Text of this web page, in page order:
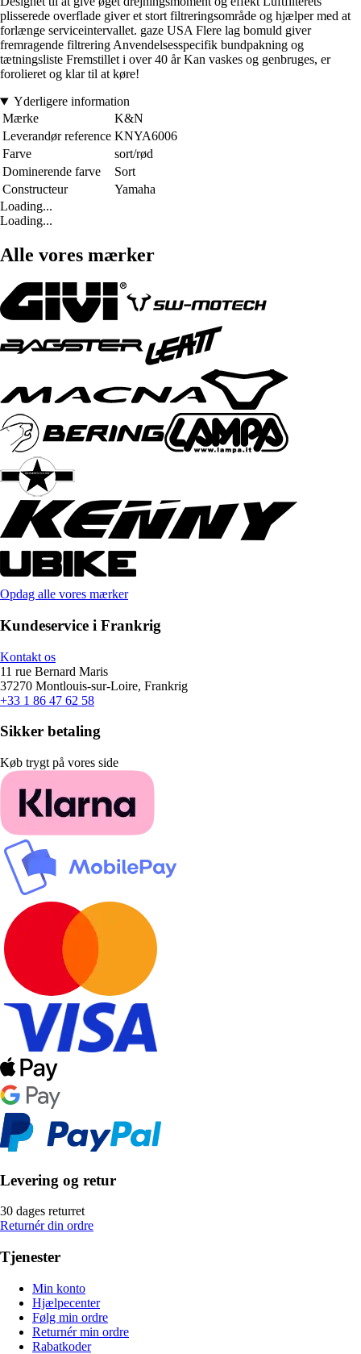
plisserede overflade giver et stort filtreringsområde og hjælper med at
forlænge serviceintervallet. gaze USA Flere lag bomuld giver
fremragende filtrering Anvendelsesspecifik bundpakning og
tætningsliste Fremstillet i over 40 år Kan vaskes og genbruges, er
forolieret og klar til at køre!
Yderligere information
Mærke
K&N
Leverandør reference KNYA6006
Farve
sort/rød
Dominerende farve
Sort
Constructeur
Yamaha
Loading...
Loading...
Alle vores mærker
Opdag alle vores mærker
Kundeservice i Frankrig
Kontakt os
11 rue Bernard Maris
37270 Montlouis-sur-Loire, Frankrig
+33 1 86 47 62 58
Sikker betaling
Køb trygt på vores side
Levering og retur
30 dages returret
Returnér din ordre
Tjenester
Min konto
Hjælpecenter
Følg min ordre
Returnér min ordre
Rabatkoder